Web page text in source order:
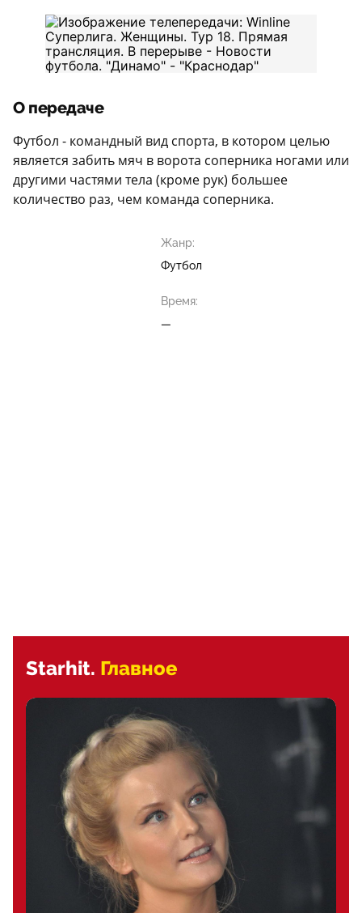
О передаче
Футбол - командный вид спорта, в котором целью
является забить мяч в ворота соперника ногами или
другими частями тела (кроме рук) большее
количество раз, чем команда соперника.
Жанр:
Футбол
Время:
—
Starhit. Главное